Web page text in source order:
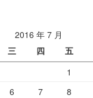
2016 年 7 月
三 四 五
1
6 7 8